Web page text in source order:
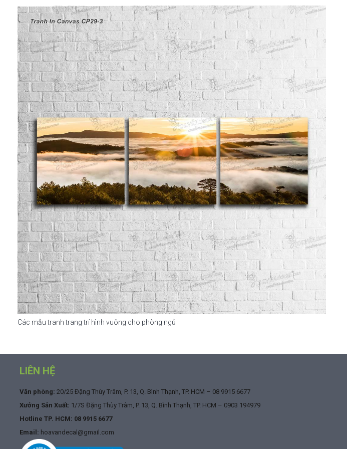
Các mẫu tranh trang trí hình vuông cho phòng ngủ
LIÊN HỆ
Văn phòng: 20/25 Đặng Thùy Trâm, P. 13, Q. Bình Thạnh, TP. HCM – 08 9915 6677
Xưởng Sản Xuất: 1/7S Đặng Thùy Trâm, P. 13, Q. Bình Thạnh, TP. HCM – 0903 194979
Hotline TP. HCM: 08 9915 6677
Email: hoavandecal@gmail.com